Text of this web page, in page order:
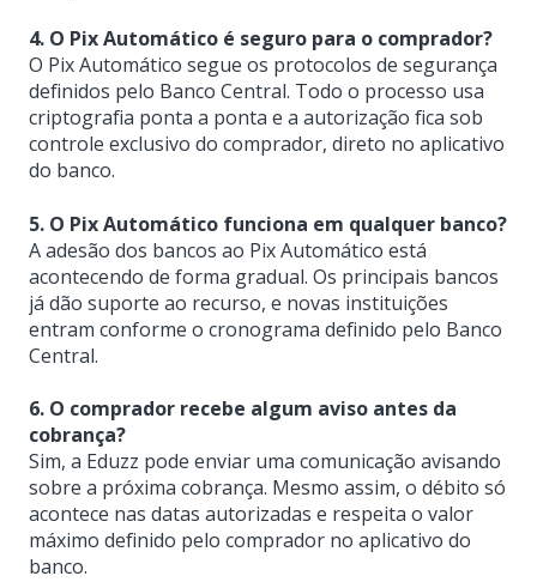
4. O Pix Automático é seguro para o comprador?
O Pix Automático segue os protocolos de segurança
definidos pelo Banco Central. Todo o processo usa
criptografia ponta a ponta e a autorização fica sob
controle exclusivo do comprador, direto no aplicativo
do banco.
5. O Pix Automático funciona em qualquer banco?
A adesão dos bancos ao Pix Automático está
acontecendo de forma gradual. Os principais bancos
já dão suporte ao recurso, e novas instituições
entram conforme o cronograma definido pelo Banco
Central.
6. O comprador recebe algum aviso antes da
cobrança?
Sim, a Eduzz pode enviar uma comunicação avisando
sobre a próxima cobrança. Mesmo assim, o débito só
acontece nas datas autorizadas e respeita o valor
máximo definido pelo comprador no aplicativo do
banco.